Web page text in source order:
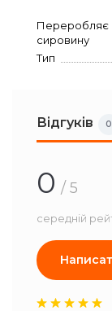
Переробляє
сировину
Тип
Відгуків 0
0 / 5
середній